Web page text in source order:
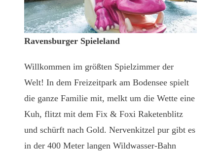
Ravensburger Spieleland
Willkommen im größten Spielzimmer der
Welt! In dem Freizeitpark am Bodensee spielt
die ganze Familie mit, melkt um die Wette eine
Kuh, flitzt mit dem Fix & Foxi Raketenblitz
und schürft nach Gold. Nervenkitzel pur gibt es
in der 400 Meter langen Wildwasser-Bahn